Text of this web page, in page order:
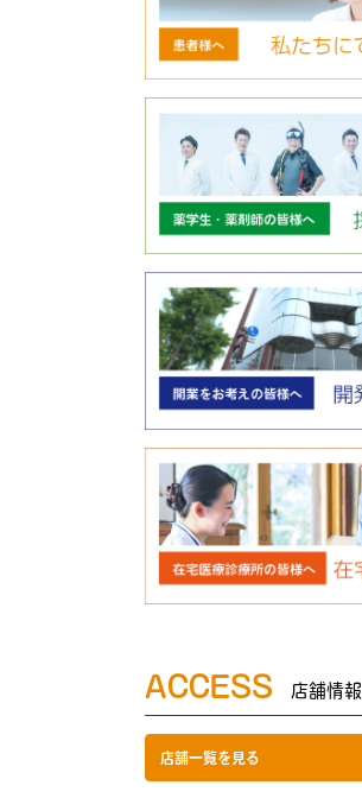
ACCESS 店舗情報
店舗一覧を見る